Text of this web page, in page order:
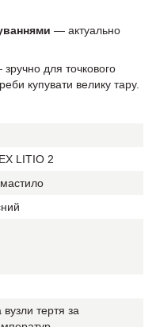
— актуально
для точкового
купувати велику тару.
LITIO 2
тертя за